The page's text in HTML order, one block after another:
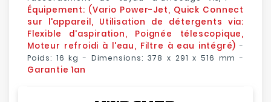
Équipement: (Vario Power-Jet, Quick Connect
sur l'appareil, Utilisation de détergents via:
Flexible d'aspiration, Poignée télescopique,
Moteur refroidi à l'eau, Filtre à eau intégré) -
Poids: 16 kg - Dimensions: 378 x 291 x 516 mm -
Garantie 1an